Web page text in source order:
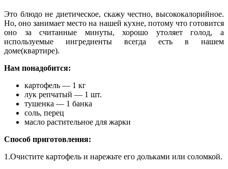
Это блюдо не диетическое, скажу честно, высококалорийное.
Но, оно занимает место на нашей кухне, потому что готовится
оно за считанные минуты, хорошо утоляет голод, а
используемые ингредиенты всегда есть в нашем
доме(квартире).
Нам понадобится:
картофель — 1 кг
лук репчатый — 1 шт.
тушенка — 1 банка
соль, перец
масло растительное для жарки
Способ приготовления:
1.Очистите картофель и нарежьте его дольками или соломкой.